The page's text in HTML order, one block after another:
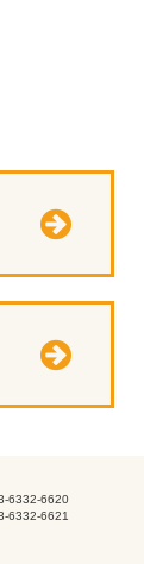
6332-6620
6332-6621